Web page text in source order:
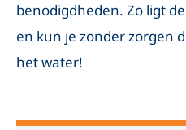
benodigdheden. Zo ligt
en kun je zonder zorgen
het water!